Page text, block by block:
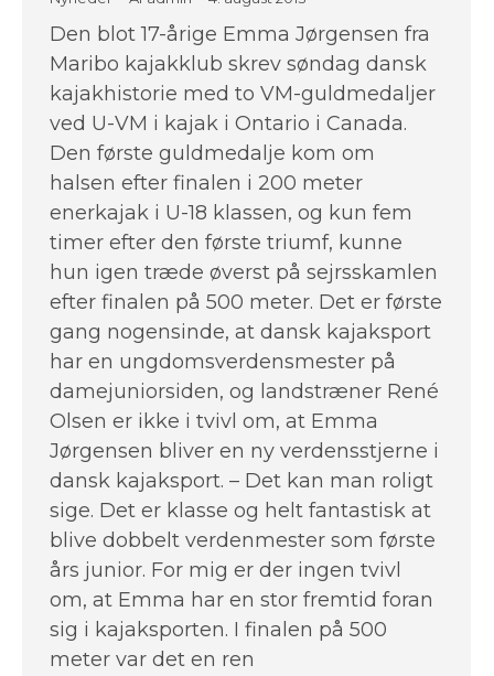
Den blot 17-årige Emma Jørgensen fra
Maribo kajakklub skrev søndag dansk
kajakhistorie med to VM-guldmedaljer
ved U-VM i kajak i Ontario i Canada.
Den første guldmedalje kom om
halsen efter finalen i 200 meter
enerkajak i U-18 klassen, og kun fem
timer efter den første triumf, kunne
hun igen træde øverst på sejrsskamlen
efter finalen på 500 meter. Det er første
gang nogensinde, at dansk kajaksport
har en ungdomsverdensmester på
damejuniorsiden, og landstræner René
Olsen er ikke i tvivl om, at Emma
Jørgensen bliver en ny verdensstjerne i
dansk kajaksport. – Det kan man roligt
sige. Det er klasse og helt fantastisk at
blive dobbelt verdenmester som første
års junior. For mig er der ingen tvivl
om, at Emma har en stor fremtid foran
sig i kajaksporten. I finalen på 500
meter var det en ren